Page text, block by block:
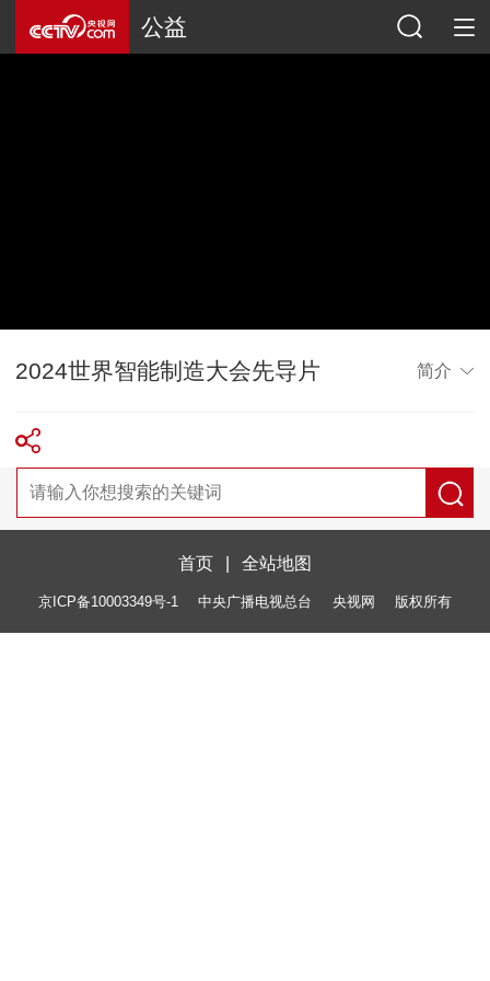
公益
2024世界智能制造大会先导片 简介
首页 全站地图
京ICP备10003349号-1 中央广播电视总台 央视网 版权所有